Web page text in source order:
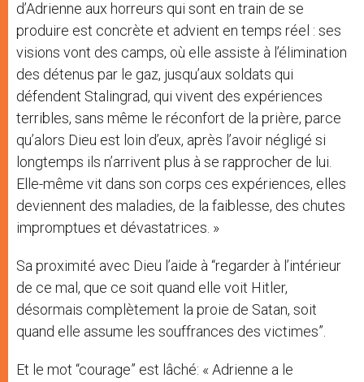
d’Adrienne aux horreurs qui sont en train de se
produire est concrète et advient en temps réel : ses
visions vont des camps, où elle assiste à l’élimination
des détenus par le gaz, jusqu’aux soldats qui
défendent Stalingrad, qui vivent des expériences
terribles, sans même le réconfort de la prière, parce
qu’alors Dieu est loin d’eux, après l’avoir négligé si
longtemps ils n’arrivent plus à se rapprocher de lui.
Elle-même vit dans son corps ces expériences, elles
deviennent des maladies, de la faiblesse, des chutes
impromptues et dévastatrices. »
Sa proximité avec Dieu l’aide à “regarder à l’intérieur
de ce mal, que ce soit quand elle voit Hitler,
désormais complètement la proie de Satan, soit
quand elle assume les souffrances des victimes”.
Et le mot “courage” est lâché: « Adrienne a le